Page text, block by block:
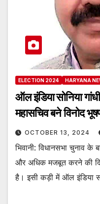
ELECTION 2024 HARYANA
ऑल इंडिया सोनिया
महासचिव बने विनोद
OCTOBER 13, 2024
भिवानी: विधानसभा चुनाव के
और अधिक मजबूत करने की
है। इसी कड़ी में ऑल इंडिया